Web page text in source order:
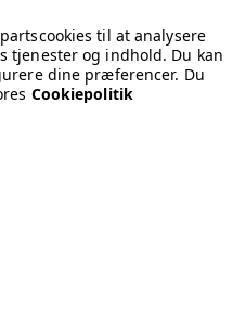
til at analysere
tjenester og indhold. Du kan
dine præferencer. Du
Cookiepolitik
the brand